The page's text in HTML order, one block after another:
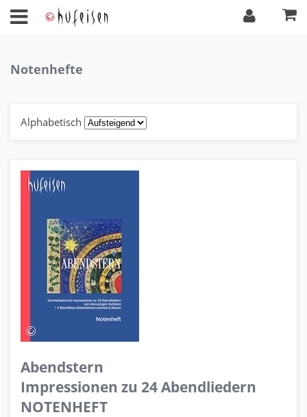
Notenhefte
Alphabetisch
Abendstern
Impressionen zu 24 Abendliedern
NOTENHEFT